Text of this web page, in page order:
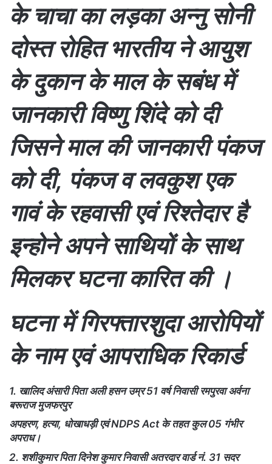
के चाचा का लड़का अन्नु सोनी
दोस्त रोहित भारतीय ने आयुश
के दुकान के माल के सबंध में
जानकारी विष्णु शिंदे को दी
जिसने माल की जानकारी पंकज
को दी, पंकज व लवकुश एक
गावं के रहवासी एवं रिश्तेदार है
इन्होने अपने साथियों के साथ
मिलकर घटना कारित की ।
घटना में गिरफ्तारशुदा आरोपियों
के नाम एवं आपराधिक रिकार्ड
1. खालिद अंसारी पिता अली हसन उम्र 51 वर्ष निवासी रमपुरवा अर्वना
बरूराज मुजफरपुर
अपहरण, हत्या, धोखाधड़ी एवं NDPS Act के तहत कुल 05 गंभीर
अपराध।
2. शशीकुमार पिता दिनेश कुमार निवासी अतरदार वार्ड नं. 31 सदर